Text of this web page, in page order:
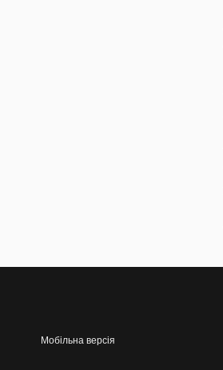
Мобільна версія